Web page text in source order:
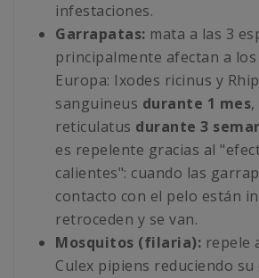
infestaciones.
Garrapatas: mata a las 3
principalmente afectan a
Europa: Ixodes ricinus y
sanguineus durante 1 mes
reticulatus durante 3
es repelente gracias al
calientes": cuando las
contacto con el pelo están
retroceden y se van.
Mosquitos (filaria): repele
Culex pipiens reduciendo su